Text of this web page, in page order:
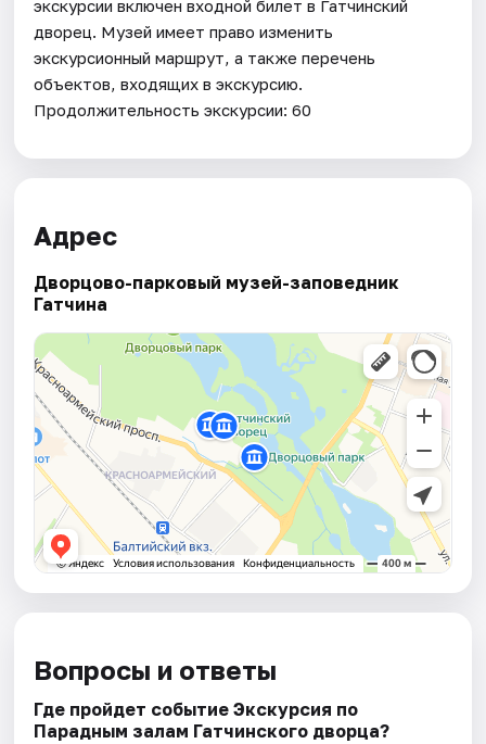
экскурсии включен входной билет в Гатчинский
дворец. Музей имеет право изменить
экскурсионный маршрут, а также перечень
объектов, входящих в экскурсию.
Продолжительность экскурсии: 60
Адрес
Дворцово-парковый музей-заповедник
Гатчина
Вопросы и ответы
Где пройдет событие Экскурсия по
Парадным залам Гатчинского дворца?